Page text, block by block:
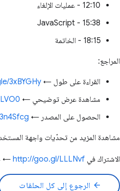
12:10 - عمليات الإلغاء
15:38 - JavaScript
18:15 - الخاتمة
المراجع:
القراءة على طول ← 3xBYGHy
مشاهدة عرض توضيحي ←
الحصول على المصدر ←
مشاهدة المزيد من تحدّيات واجهة
الاشتراك في Google Chrome Developers ← http://goo.gl/LLLNvf
arrow_back الرجوع إلى كل الحلقات